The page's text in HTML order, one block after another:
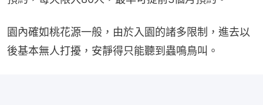
園內確如桃花源一般，由於入園的諸多限制，進去以
後基本無人打擾，安靜得只能聽到蟲鳴鳥叫。